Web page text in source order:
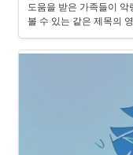
도움을 받은 가족들이
볼 수 있는 같은 제목의